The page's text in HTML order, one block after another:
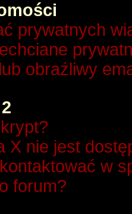
prywatnych
obraźliwy
X nie jest
w
forum?